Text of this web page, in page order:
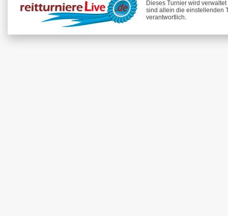
Dieses Turnier wird
sind allein die einstellenden
verantwortlich.